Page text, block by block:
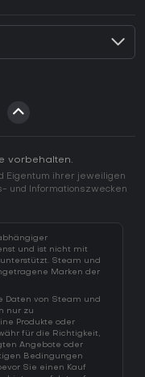
vorbehalten.
Eigentum ihrer jeweiligen
und Informationszwecken
und ist nicht mit
Steam und
Marken der
Daten von Steam und
nur zu
Produkte oder
für die Richtigkeit,
Angebote oder
Bedingungen
Sie einen Kauf